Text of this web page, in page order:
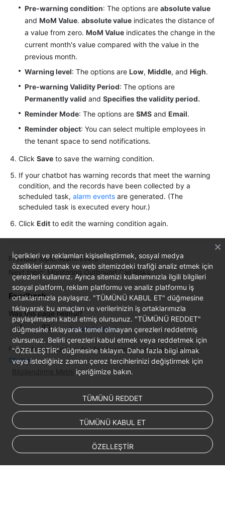
Pre-warning condition: The options are absolute value
and MoM Value. absolute value indicates the distance of
a value from zero. MoM Value indicates the change in the
current month's value compared with the value in the
previous month.
Warning level: The options are Low, Middle, and High.
Pre-warning Validity Period: The options are
Permanently valid and Specifies the validity period.
Reminder Mode: The options are SMS and Email.
Reminder object: You can select multiple employees in
the tenant space to send notifications.
Click Save to save the warning condition.
If your chatbot has warning records that meet the warning
condition, and the records have been collected by a
scheduled task, alarm events are generated. (The
scheduled task is executed every hour.)
Click Edit to edit the warning condition again.
Previous topic: Alarm Event
Next topic: Monitoring Outbound Call Risks
Feedback
Was this page helpful?
Provide feedback
For any further questions, feel free to contact us through the chatbot.
Chatbot
İçerikleri ve reklamları kişiselleştirmek, sosyal medya
özellikleri sunmak ve web sitemizdeki trafiği analiz etmek için
çerezleri kullanırız. Ayrıca sitemizi kullanımınızla ilgili bilgileri
sosyal platform, reklam platformu ve analiz platformu iş
ortaklarımızla paylaşırız. "TÜMÜNÜ KABUL ET" düğmesine
tıklayarak bu amaçları ve verilerinizin iş ortaklarımızla
paylaşılmasını kabul etmiş olursunuz. "TÜMÜNÜ REDDET"
düğmesine tıklayarak temel olmayan çerezleri reddetmiş
olursunuz. Belirli çerezleri kabul etmek veya reddetmek için
"ÖZELLEŞTİR" düğmesine tıklayın. Daha fazla bilgi almak
veya istediğiniz zaman çerez tercihlerinizi değiştirmek için
Bilgilendirme Metni içeriğimize bakın.
TÜMÜNÜ REDDET
TÜMÜNÜ KABUL ET
ÖZELLEŞTİR